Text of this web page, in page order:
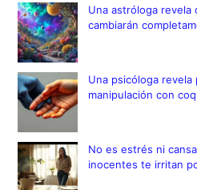
Una astróloga revela
cambiarán
Una psicóloga
manipulación con
No es estrés ni
inocentes te irritan